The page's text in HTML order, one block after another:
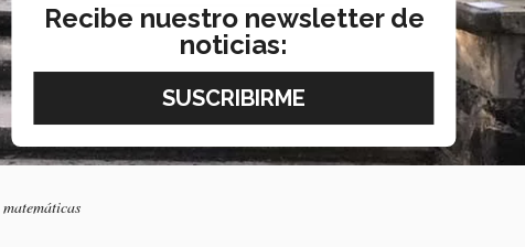
Recibe nuestro newsletter de
noticias: